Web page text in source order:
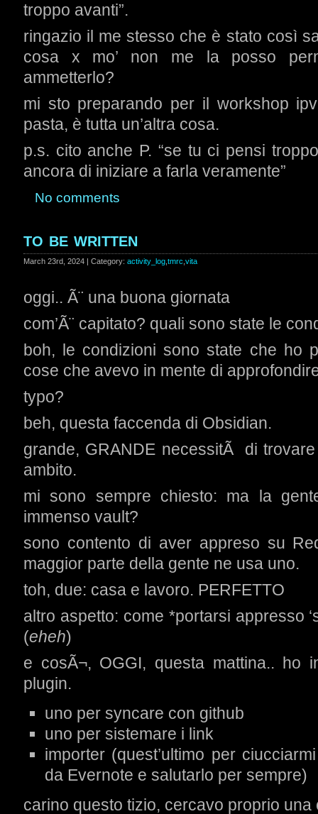
troppo avanti”.
ringazio il me stesso che è stato così
cosa x mo’ non me la posso
ammetterlo?
mi sto preparando per il workshop
pasta, è tutta un’altra cosa.
p.s. cito anche P. “se tu ci pensi
ancora di iniziare a farla veramente”
No comments
to be written
March 23rd, 2024 | Category: activity_log tmrc vita
oggi.. Ã¨ una buona giornata
com’Ã¨ capitato? quali sono state le
boh, le condizioni sono state che ho
cose che avevo in mente di
typo?
beh, questa faccenda di Obsidian.
grande, GRANDE necessitÃ di
ambito.
mi sono sempre chiesto: ma la
immenso vault?
sono contento di aver appreso su
maggior parte della gente ne usa uno.
toh, due: casa e lavoro. PERFETTO
altro aspetto: come *portarsi appresso
(eheh)
e cosÃ¬, OGGI, questa mattina.. ho
plugin.
uno per syncare con github
uno per sistemare i link
importer (quest’ultimo per
da Evernote e salutarlo per sempre)
carino questo tizio, cercavo proprio una